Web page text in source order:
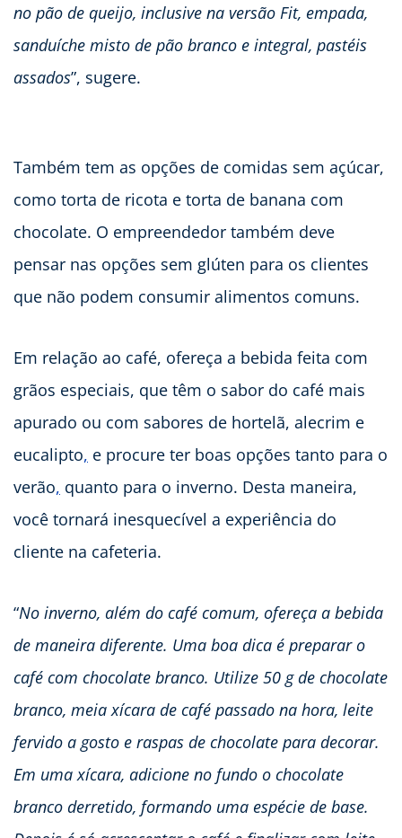
no pão de queijo, inclusive na versão Fit, empada,
sanduíche misto de pão branco e integral, pastéis
assados”, sugere.
Também tem as opções de comidas sem açúcar,
como torta de ricota e torta de banana com
chocolate. O empreendedor também deve
pensar nas opções sem glúten para os clientes
que não podem consumir alimentos comuns.
Em relação ao café, ofereça a bebida feita com
grãos especiais, que têm o sabor do café mais
apurado ou com sabores de hortelã, alecrim e
eucalipto, e procure ter boas opções tanto para o
verão, quanto para o inverno. Desta maneira,
você tornará inesquecível a experiência do
cliente na cafeteria.
“No inverno, além do café comum, ofereça a bebida
de maneira diferente. Uma boa dica é preparar o
café com chocolate branco. Utilize 50 g de chocolate
branco, meia xícara de café passado na hora, leite
fervido a gosto e raspas de chocolate para decorar.
Em uma xícara, adicione no fundo o chocolate
branco derretido, formando uma espécie de base.